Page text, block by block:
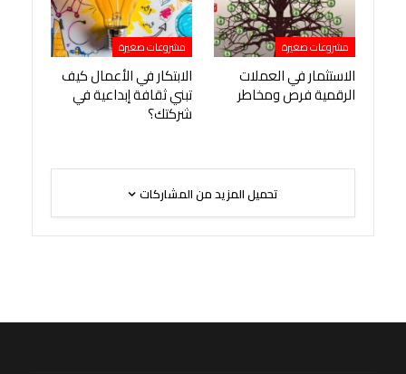
مشروعات صغيرة
الاستثمار في العملات
الرقمية فرص ومخاطر
مشروعات صغيرة
الابتكار في الأعمال كيف
تبني ثقافة إبداعية في
شركتك؟
تحميل المزيد من المشاركات